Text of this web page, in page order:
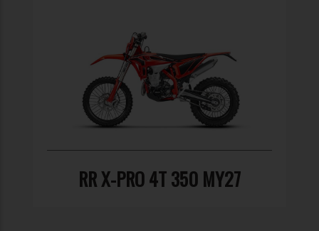
RR X-PRO 4T 350 MY27